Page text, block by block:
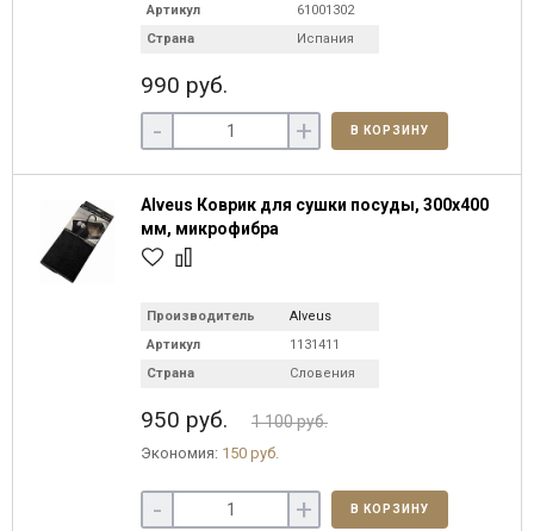
Артикул
61001302
Страна
Испания
990 руб.
- + В КОРЗИНУ
Alveus Коврик для сушки посуды, 300х400
мм, микрофибра
Производитель
Alveus
Артикул
1131411
Страна
Словения
950 руб. 1 100 руб.
Экономия: 150 руб.
- + В КОРЗИНУ